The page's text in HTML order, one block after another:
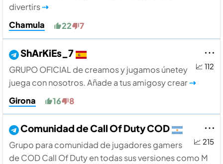
divertirs⇢
Chamula
22 7
📈 112
ShArKiEs_7
GRUPO OFICIAL de creamos y jugamos únetey
juega con nosotros. Añade a tus amigosy crear⇢
Girona
16 8
📈 215
Comunidad de Call Of Duty COD
Grupo para comunidad de jugadores gamers
de COD Call Of Duty en todas sus versiones como M